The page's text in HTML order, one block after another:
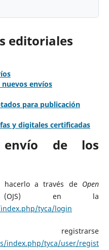
editoriales
envíos
para publicación
y digitales certificadas
envío de los
hacerlo a través de Open
en la
tyca/login
index.php/tyca/user/regist